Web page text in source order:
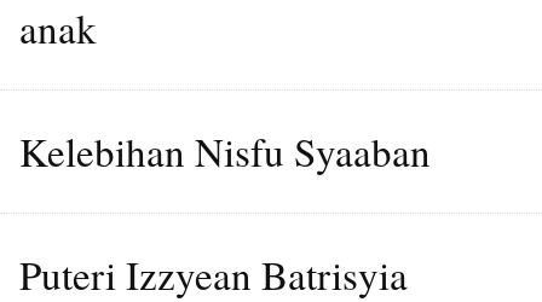
anak
Kelebihan Nisfu Syaaban
Puteri Izzyean Batrisyia